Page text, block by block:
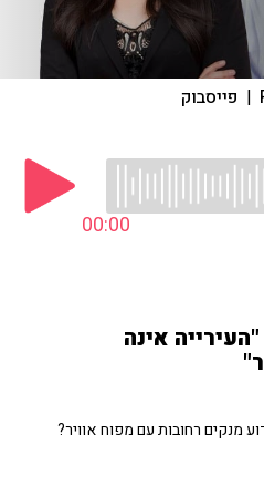
| פייסבוק
00:00
אינה
מנקים רחובות עם מפוח אוויר?